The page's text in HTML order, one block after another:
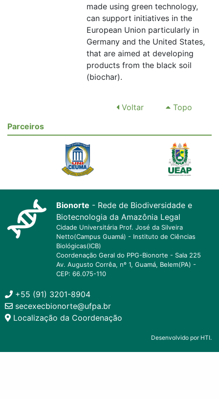
made using green technology,
can support initiatives in the
European Union particularly in
Germany and the United States,
that are aimed at developing
products from the black soil
(biochar).
Voltar
Topo
Parceiros
Bionorte - Rede de Biodiversidade e
Biotecnologia da Amazônia Legal
Cidade Universitária Prof. José da Silveira
Netto(Campus Guamá) - Instituto de Ciências
Biológicas(ICB)
Coordenação Geral do PPG-Bionorte - Sala 225
Av. Augusto Corrêa, nº 1, Guamá, Belem(PA) -
CEP: 66.075-110
+55 (91) 3201-8904
secexecbionorte@ufpa.br
Localização da Coordenação
Desenvolvido por HTI.